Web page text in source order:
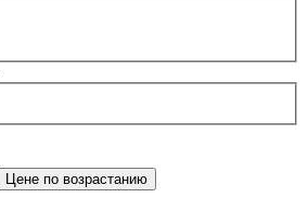
Цене по возрастанию